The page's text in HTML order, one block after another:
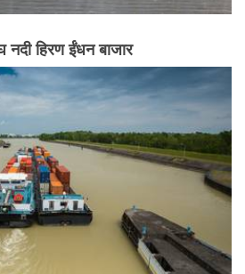
नदी हिरण ईंधन बाजार